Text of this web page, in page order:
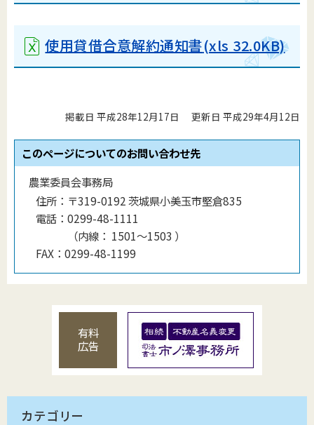
使用貸借合意解約通知書(xls 32.0KB)
掲載日 平成28年12月17日 更新日 平成29年4月12日
このページについてのお問い合わせ先
農業委員会事務局
住所： 〒319-0192 茨城県小美玉市堅倉835
電話： 0299-48-1111
（内線 ： 1501〜1503 ）
FAX： 0299-48-1199
有料
広告
カテゴリー